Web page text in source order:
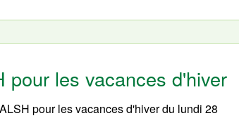
pour les vacances d'hiver
pour les vacances d'hiver du lundi 28